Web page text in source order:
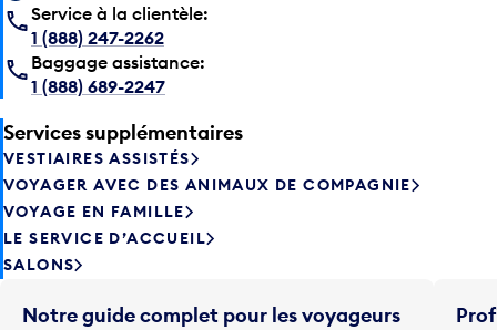
Service à la clientèle:
1 (888) 247-2262
Baggage assistance:
1 (888) 689-2247
Services supplémentaires
VESTIAIRES ASSISTÉS
VOYAGER AVEC DES ANIMAUX DE COMPAGNIE
VOYAGE EN FAMILLE
LE SERVICE D’ACCUEIL
SALONS
Notre guide complet pour les voyageurs